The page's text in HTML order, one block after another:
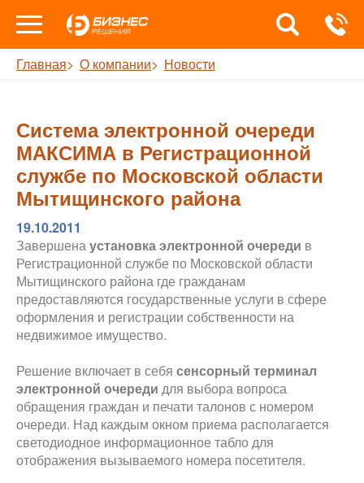
Главная О компании Новости
Система электронной очереди
МАКСИМА в Регистрационной
службе по Московской области
Мытищинского района
19.10.2011
Завершенаустановка электронной очереди в
Регистрационной службе по Московской области
Мытищинского района где гражданам
предоставляются государственные услуги в сфере
оформления и регистрации собственности на
недвижимое имущество.
Решение включает в себя сенсорный терминал
электронной очереди для выбора вопроса
обращения граждан и печати талонов с номером
очереди. Над каждым окном приема располагается
светодиодное информационное табло для
отображения вызываемого номера посетителя.